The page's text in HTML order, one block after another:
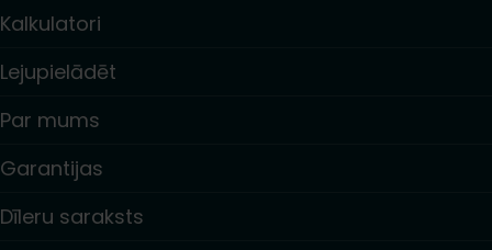
Kalkulatori
Lejupielādēt
Par mums
Garantijas
Dīleru saraksts